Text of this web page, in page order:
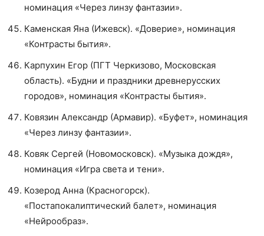
номинация «Через линзу фантазии».
Каменская Яна (Ижевск). «Доверие», номинация
«Контрасты бытия».
Карпухин Егор (ПГТ Черкизово, Московская
область). «Будни и праздники древнерусских
городов», номинация «Контрасты бытия».
Ковязин Александр (Армавир). «Буфет», номинация
«Через линзу фантазии».
Ковяк Сергей (Новомосковск). «Музыка дождя»,
номинация «Игра света и тени».
Козерод Анна (Красногорск).
«Постапокалиптический балет», номинация
«Нейрообраз».